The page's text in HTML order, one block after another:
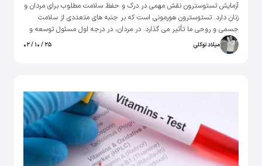
آزمایش تستوسترون نقش مهمی در درک و حفظ سلامت مطلوب برای مردان و
زنان دارد. تستوسترون هورمونی است که بر جنبه های متعددی از سلامت
جسمی و روحی ما تأثیر می گذارد. در مردان، در درجه اول مسئول توسعه و
حفظ توده عضلانی، تراکم استخوان و میل جنسی است و برای زنان سطح
انرژی، تنظیم خلق و خو و سلامت جنسی را تنظیم می‌کند. با انجام آزمایش
میلاد توکلی ۲۵ / ۱۰ / ۰۲